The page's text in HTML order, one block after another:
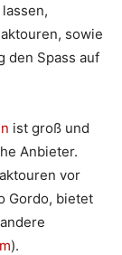
sowie
den Spass auf
ist groß und
Anbieter.
vor
Gordo, bietet
).